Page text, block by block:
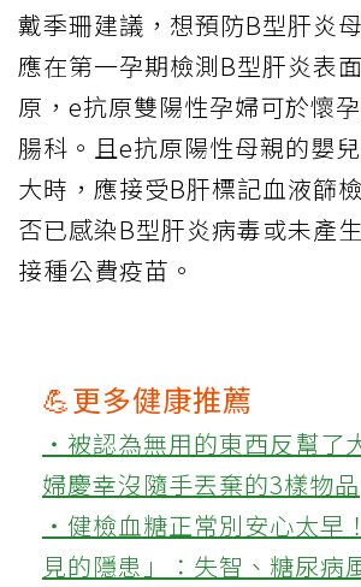
戴季珊建議，想預防B型肝炎
應在第一孕期檢測B型肝炎表
原，e抗原雙陽性孕婦可於懷
腸科。且e抗原陽性母親的嬰
大時，應接受B肝標記血液篩
否已感染B型肝炎病毒或未產
接種公費疫苗。
💪更多健康推薦
‧被認為無用的東西反幫了
婦慶幸沒隨手丟棄的3樣物品
‧健檢血糖正常別安心太早
見的隱患」：失智、糖尿病